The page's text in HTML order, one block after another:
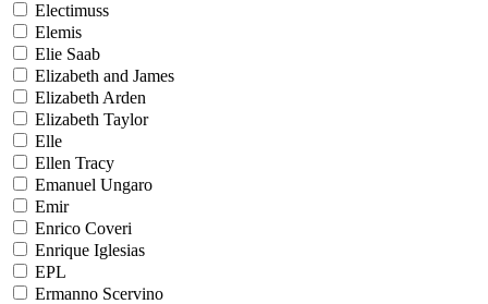
Electimuss
Elemis
Elie Saab
Elizabeth and James
Elizabeth Arden
Elizabeth Taylor
Elle
Ellen Tracy
Emanuel Ungaro
Emir
Enrico Coveri
Enrique Iglesias
EPL
Ermanno Scervino